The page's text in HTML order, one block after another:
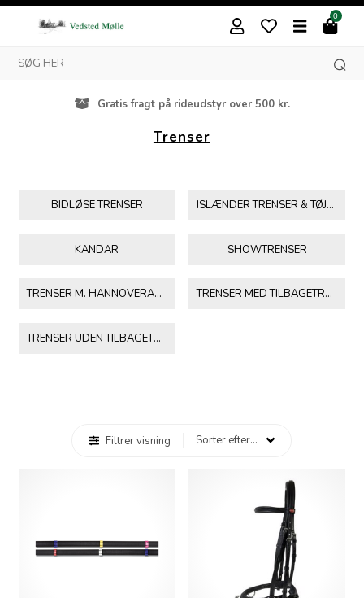
0
Besøg vores butik i Vedsted
Trenser
BIDLØSE TRENSER ISLÆNDER TRENSER & TØJLER
KANDAR SHOWTRENSER
TRENSER M. HANNOVERANSK NÆSEBÅND TRENSER MED TILBAGETRÆK
TRENSER UDEN TILBAGETRÆK
Filtrer visning